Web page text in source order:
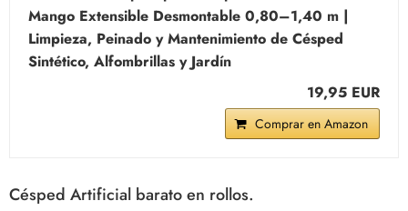
Mango Extensible Desmontable 0,80–1,40 m |
Limpieza, Peinado y Mantenimiento de Césped
Sintético, Alfombrillas y Jardín
19,95 EUR
Comprar en Amazon
Césped Artificial barato en rollos.